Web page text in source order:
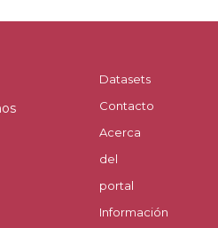
Datasets
Contacto
Acerca
del
portal
Información